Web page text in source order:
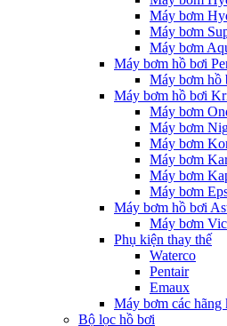
Máy bơm
Máy bơm
Máy bơm
Máy bơm hồ bơi
Máy bơm hồ
Máy bơm hồ bơi
Máy bơm
Máy bơm
Máy bơm
Máy bơm
Máy bơm
Máy bơm
Máy bơm hồ bơi
Máy bơm
Phụ kiện thay thế
Waterco
Pentair
Emaux
Máy bơm các hãng
Bộ lọc hồ bơi